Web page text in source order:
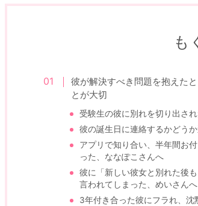
も
彼が解決すべき問題を抱えた
とが大切
受験生の彼に別れを切り出さ
彼の誕生日に連絡するかどう
アプリで知り合い、半年間お
った、ななぽこさんへ
彼に「新しい彼女と別れた後
言われてしまった、めいさんへ
3年付き合った彼にフラれ、